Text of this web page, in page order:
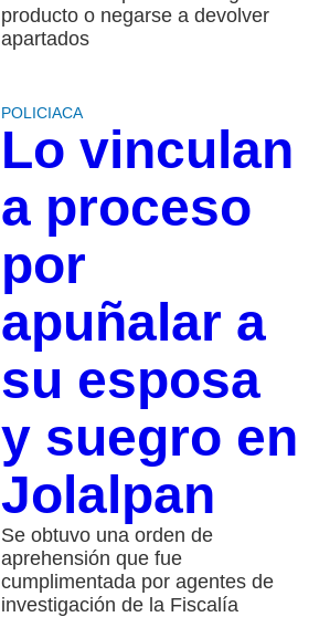
producto o negarse a devolver
apartados
POLICIACA
Lo vinculan
a proceso
por
apuñalar a
su esposa
y suegro en
Jolalpan
Se obtuvo una orden de
aprehensión que fue
cumplimentada por agentes de
investigación de la Fiscalía